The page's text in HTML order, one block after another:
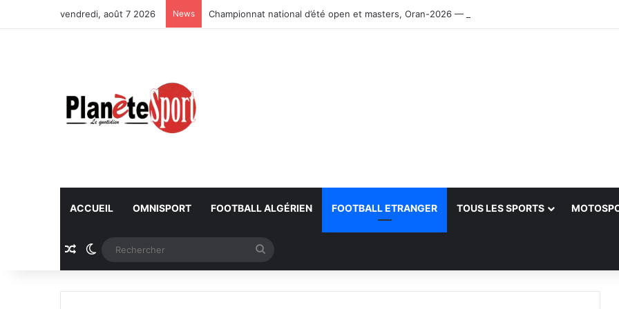
vendredi, août 7 2026 News Championnat national d’été open et masters, Oran-2026 — Le CRB s’adjuge le titre
ACCUEIL OMNISPORT FOOTBALL ALGÉRIEN FOOTBALL ETRANGER TOUS LES SPORTS
Article Aléatoire
Switch skin